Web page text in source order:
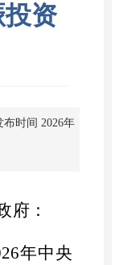
资
布时间 2026年
府 ：
6年中央